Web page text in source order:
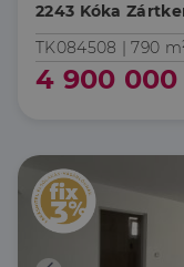
2243 Kóka
TK084508 |790
4 900 000